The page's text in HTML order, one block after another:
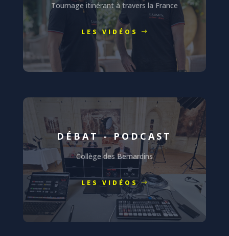
Tournage itinérant à travers la France
LES VIDÉOS
DÉBAT - PODCAST
Collège des Bernardins
LES VIDÉOS